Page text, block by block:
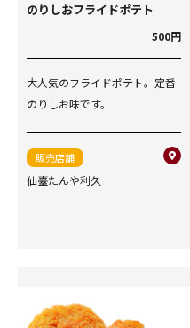
のりしおフライドポテト
500円
大人気のフライドポテト。定番
のりしお味です。
販売店舗
仙臺たんや利久